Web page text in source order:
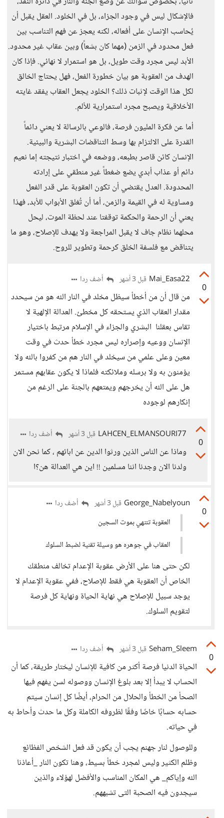
فالإشكال ليس في وجود الجزاء، بل في الخلود. العقل يقبل أن
يُحاسب الإنسان على أفعاله، لكنه يعجز عن فهم التناسب بين
فعل محدود في الزمن (مهما كان بشعاً) وبين عقاب غير محدود.
الأبد ليس مجرد وقت طويل، بل هو استمرار لا نهائي. فإذا كان
الهدف من العقوبة هو بيان خطورة الفعل، فهل يحتاج الخالق
لكل هذا الوقت لإثبات ذلك؟ الخلود يجعل العقاب يفقد غايته
الأخلاقية ويصبح مجرد استمرارية للألم.
أما عن فكرة المليون فرصة، فالوعي بالرسالة لا يعني دائماً
القدرة على الالتزام بها وسط التناقضات البشرية والبيئية.
الإنسان كائن قاصر بطبعه، ووضعه في اختبار نتيجته إما نعيم
دائم أو عذاب أبدي يضع ضغطاً غير منطقي على إرادته
المحدودة. العدل يقتضي أن تكون العقوبة على قدر الفعل
ومساوية له في القيمة والزمن، أما أن تُغلق الأبواب للأبد، فهذا
يعني أن الرحمة والحكمة توقفتا عند لحظة الموت، ليحل
محلهما نظام جاف لا يقبل المراجعة ولا يهدف للإصلاح، وهو ما
يتناقض مع فلسفة الخلق كرحمة وتطوير للروح.
0
Mai_Easa22 قبل 3 أشهر أضف ردا
من قال أن من أخطأ سيظل مخلد في النار الله هو من سيحدد
مقدار العقاب الذي يستحقه كل مخطئ. العدالة الإلهية لا
تقاس بعقلنا البشري والجزاء في الإسلام مرتبط باختيار
الإنسان ووعيه وإصراره ليس مجرد خطأ حدث في وقت
معين وعلى علمي من سيخلد في النار هم من كفروا بالله ولا
يؤمنون به ولا برسله وملائكته فلماذا لا يكون عقابهم مستمر
هل على الله أن يخرجهم ويمتعهم بالجنة على الرغم من
إنكارهم لوجوده
0
LAHCEN_ELMANSOURI77 قبل 3 أشهر أضف ردا
وماذا عن الناس الذين ورثوا الدين عن ابائهم ، كما نحن الان
ولدنا الان وجدنا اننا مسلمين !! اين هي العدالة هن؟ا
0
George_Nabelyoun قبل 3 أشهر
أضف ردا
العقوبة تنتهي بموت السجين
العقاب في جوهره هو وسيلة تقنية لضبط السلوك
لكن حتى هنا على الأرض عقوبة الإعدام تخالف منطقك
الخاص أن العقوبة هي فقط للإصلاح، ففي عقوبة الإعدام لا
يوجد سبيل للإصلاح هي نهاية الحياة ونهاية كل فرصة
لتقويم السلوك.
0
Seham_Sleem قبل 3 أشهر أضف ردا
الحياة الدنيا فرصة أكثر من كافية للإنسان ليختار طريقة، كما أن
الحساب لا يبدأ إلا بعد بلوغ الإنسان ووصوله لسن يفهم فيها
الصحأ من الخطأ والحلال من الحرام، أيضًا كل إنسان سيتم
حسابه حسابًا خاصًا وفقًا لظروفه الكاملة وكل ما حدث وأحاط به
في حياته.
وللوصول لنار جهنم يجب أن يكون قد فعل الشخص الفظائع
وظلم الكثير وليس لمجرد خطأ بسيط، وهنا تكون النار _أعاذنا
الله وإياكم_ هي المكان المناسب والأفضل لهؤلاء والذين
سيجدون فيه الصحبة التى تشبههم.